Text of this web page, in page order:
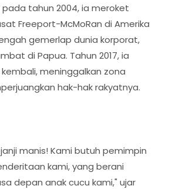
pada tahun 2004, ia meroket
Freeport-McMoRan di Amerika
gemerlap dunia korporat,
di Papua. Tahun 2017, ia
meninggalkan zona
hak-hak rakyatnya.
manis! Kami butuh pemimpin
kami, yang berani
depan anak cucu kami," ujar